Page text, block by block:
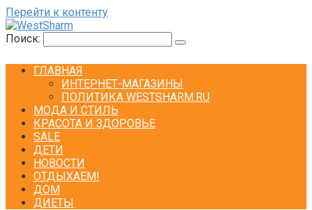
Перейти к контенту
Поиск:
ГЛАВНАЯ
ИНТЕРНЕТ-МАГАЗИНЫ
ПОЛИТИКА WESTSHARM.RU
МОДА И СТИЛЬ
КРАСОТА И ЗДОРОВЬЕ
SALE
ДЕТИ
НОВОСТИ
ОТДЫХАЕМ!
ДОМ
ДИЕТЫ